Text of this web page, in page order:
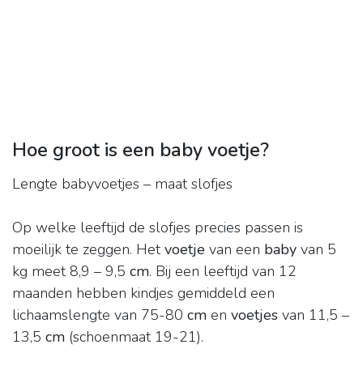
Hoe groot is een baby voetje?
Lengte babyvoetjes – maat slofjes
Op welke leeftijd de slofjes precies passen is
moeilijk te zeggen. Hetvoetje van een baby van 5
kg meet 8,9 – 9,5 cm. Bij een leeftijd van 12
maanden hebben kindjes gemiddeld een
lichaamslengte van 75-80 cm en voetjes van 11,5 –
13,5 cm (schoenmaat 19-21).